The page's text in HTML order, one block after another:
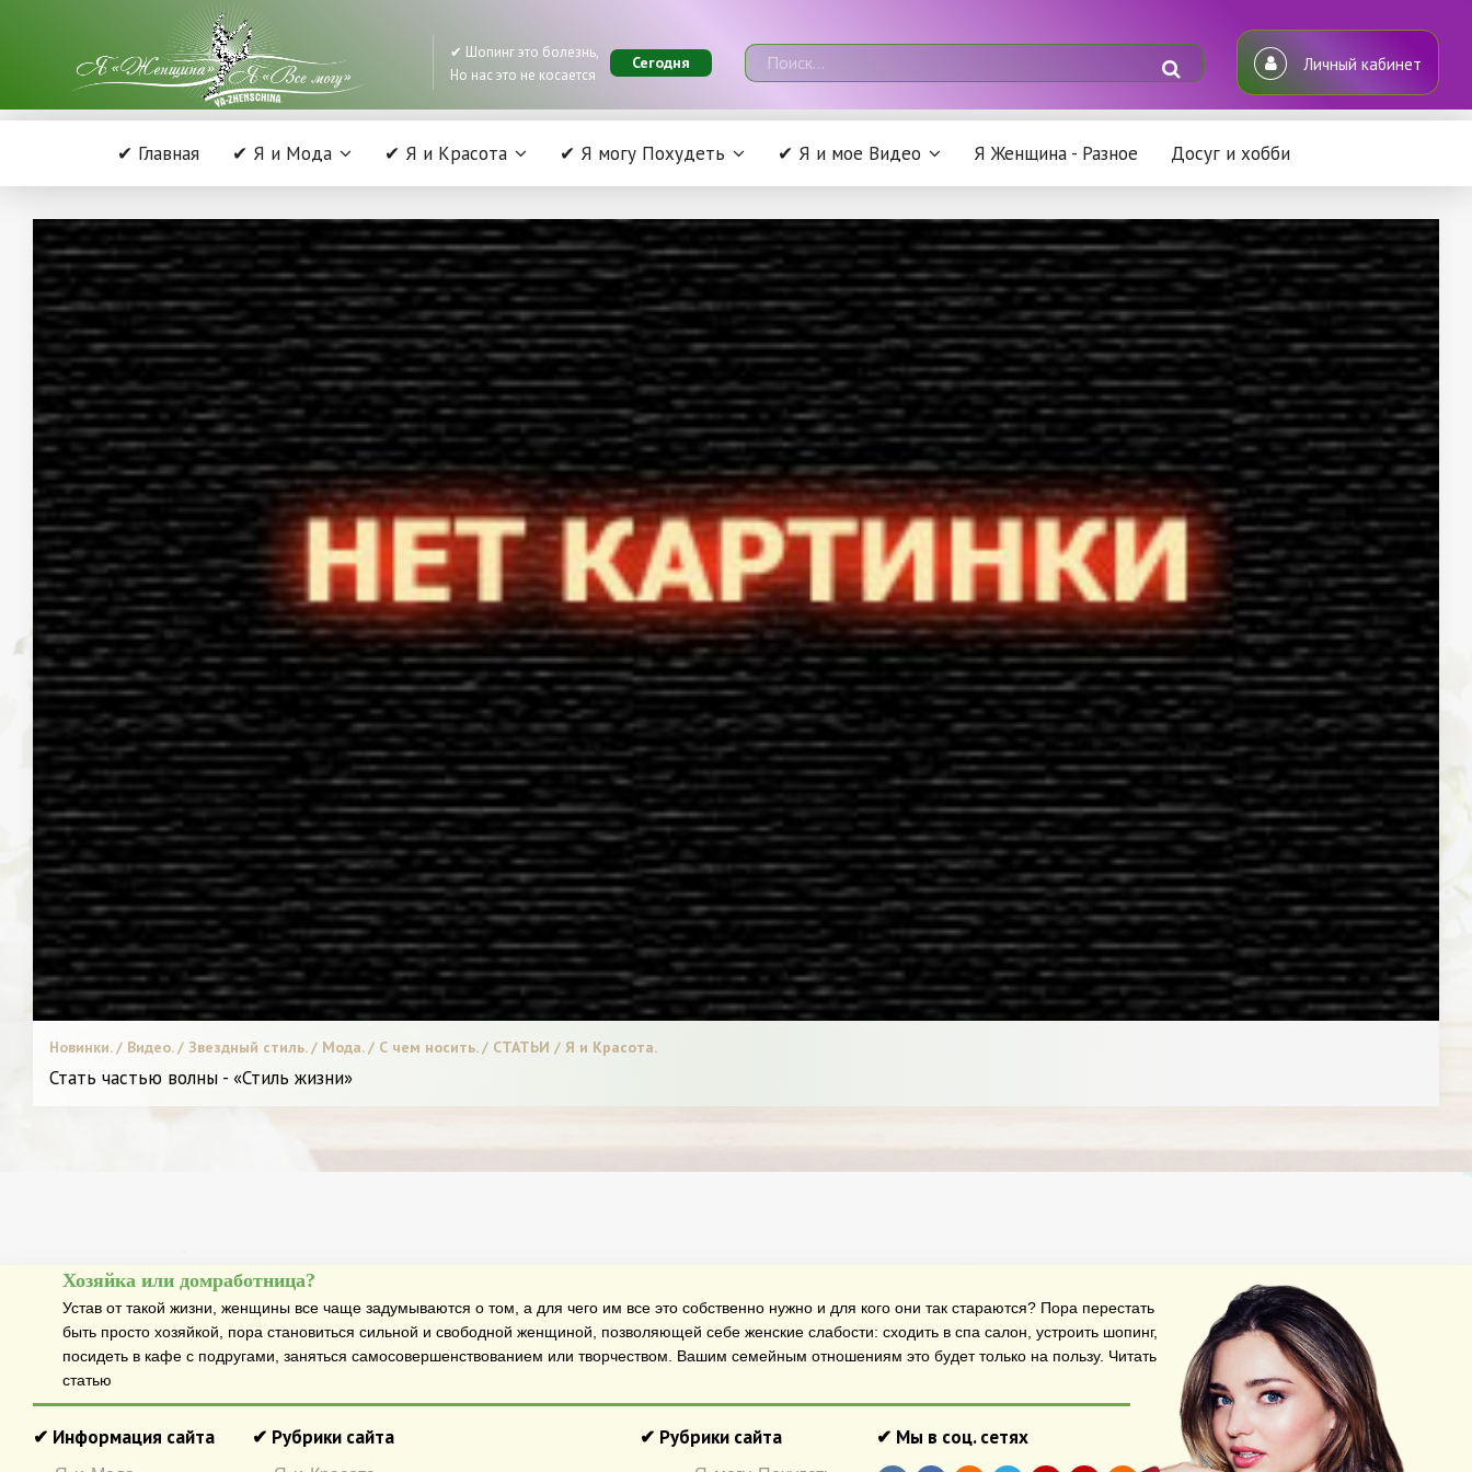
✔ Шопинг это болезнь,
Но нас это не косается
Сегодня Личный кабинет
✔ Главная ✔ Я и Мода ✔ Я и Красота ✔ Я могу Похудеть ✔ Я и мое Видео Я Женщина - Разное Досуг и хобби
Новинки. / Видео. / Звездный стиль. / Мода. / С чем носить. / СТАТЬИ / Я и Красота.
Стать частью волны - «Стиль жизни»
Хозяйка или домработница?
Устав от такой жизни, женщины все чаще задумываются о том, а для чего им все это собственно нужно и для кого они так стараются? Пора перестать
быть просто хозяйкой, пора становиться сильной и свободной женщиной, позволяющей себе женские слабости: сходить в спа салон, устроить шопинг,
посидеть в кафе с подругами, заняться самосовершенствованием или творчеством. Вашим семейным отношениям это будет только на пользу. Читать
статью
✔ Информация сайта ✔ Рубрики сайта ✔ Рубрики сайта ✔ Мы в соц. сетях